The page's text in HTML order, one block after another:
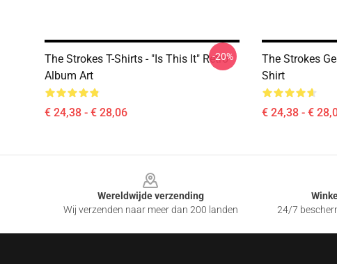
The Strokes T-Shirts - "Is This It" Retro
Album Art
€ 24,38 - € 28,06
-20%
The Strokes
Shirt
€ 24,38 - €
Wereldwijde verzending
Wij verzenden naar meer dan 200 landen
24/7